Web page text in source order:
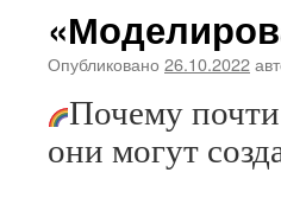
Опубликовано 26.10.2022
Почему
они могут